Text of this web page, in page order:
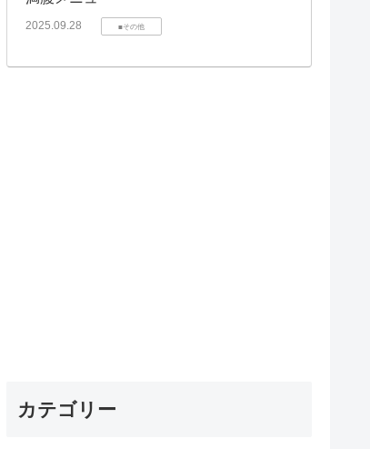
2025.09.28 ■その他
カテゴリー